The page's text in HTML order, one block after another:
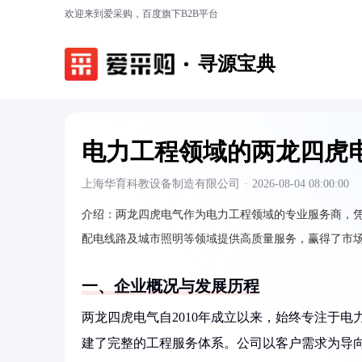
欢迎来到爱采购，百度旗下B2B平台
寻源宝典
电力工程领域的两龙四虎
上海华育科教设备制造有限公司 · 2026-08-04 08:00:00
介绍： 两龙四虎电气作为电力工程领域的专业服务商，
配电线路及城市照明等领域提供高质量服务，赢得了市
一、企业概况与发展历程
两龙四虎电气自2010年成立以来，始终专注于
建了完整的工程服务体系。公司以客户需求为导